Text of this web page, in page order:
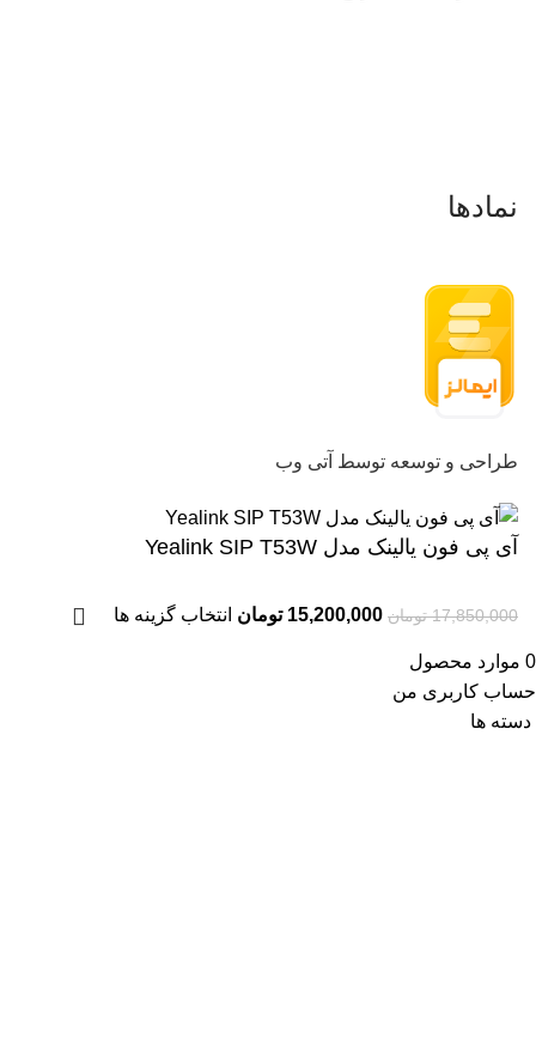
نمادها
طراحی و توسعه توسط آتی وب
آی پی فون یالینک مدل Yealink SIP T53W
17,850,000 تومان 15,200,000 تومان انتخاب گزینه ها
0 موارد محصول
حساب کاربری من
دسته ها